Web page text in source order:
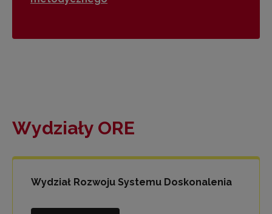
Wydziały ORE
Wydział Rozwoju Systemu Doskonalenia